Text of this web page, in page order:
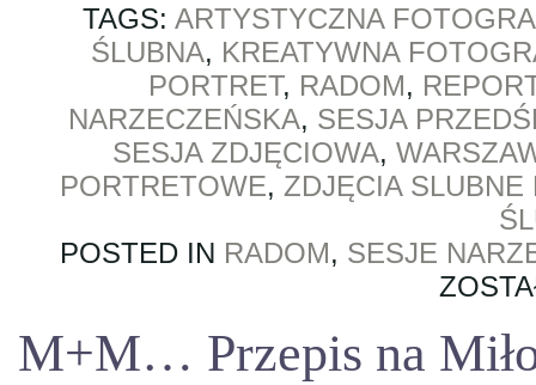
TAGS: ARTYSTYCZNA
ŚLUBNA, KREATYWNA
PORTRET, RADOM,
NARZECZEŃSKA, SESJA
SESJA ZDJĘCIOWA,
PORTRETOWE,ZDJĘCIA SLUBNE
POSTED IN RADOM, SESJE
M+M… Przepis na